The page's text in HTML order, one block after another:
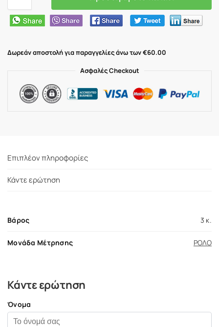
Δωρεάν αποστολή για παραγγελίες άνω των €60.00
Ασφαλές Checkout
Επιπλέον πληροφορίες
Κάντε ερώτηση
Βάρος 3 κ.
Μονάδα Μέτρησης ΡΟΛΟ
Κάντε ερώτηση
Όνομα